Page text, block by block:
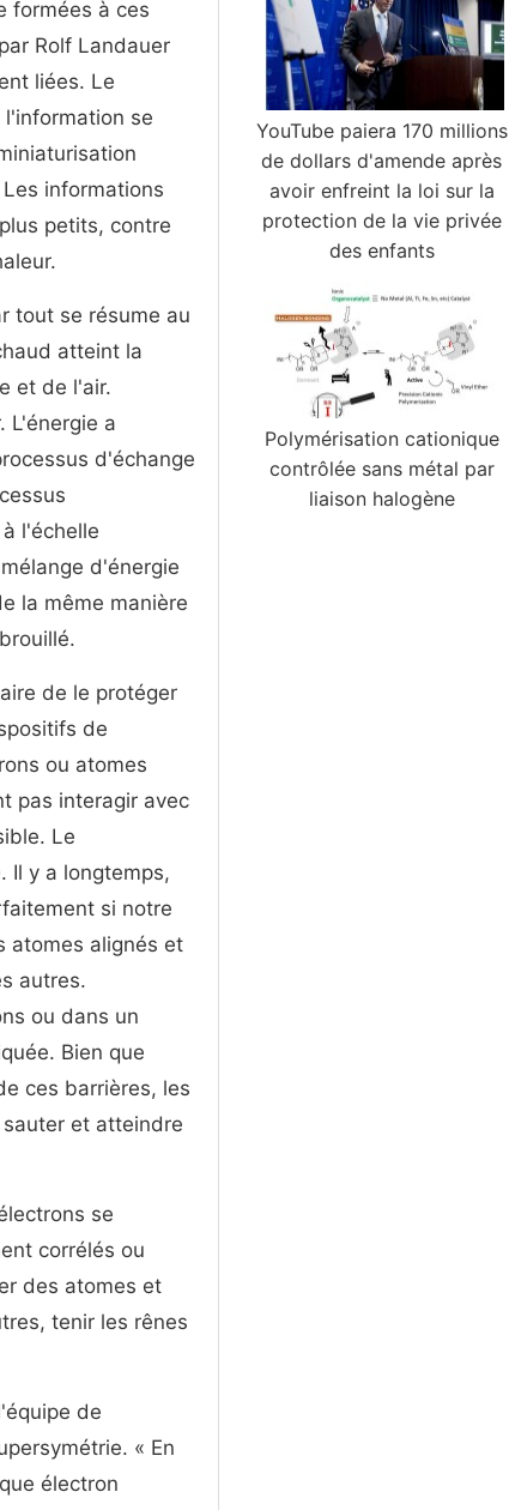
formées à ces
Rolf Landauer
liées. Le
se
informations
petits, contre
tout se résume au
atteint la
et de l'air.
L'énergie a
d'échange
l'échelle
d'énergie
la même manière
de le protéger
de
ou atomes
pas interagir avec
Le
Il y a longtemps,
si notre
atomes alignés et
autres.
ou dans un
Bien que
ces barrières, les
et atteindre
se
corrélés ou
des atomes et
tenir les rênes
de
« En
électron
YouTube paiera 170 millions
de dollars d'amende après
avoir enfreint la loi sur la
protection de la vie privée
des enfants
Polymérisation cationique
contrôlée sans métal par
liaison halogène